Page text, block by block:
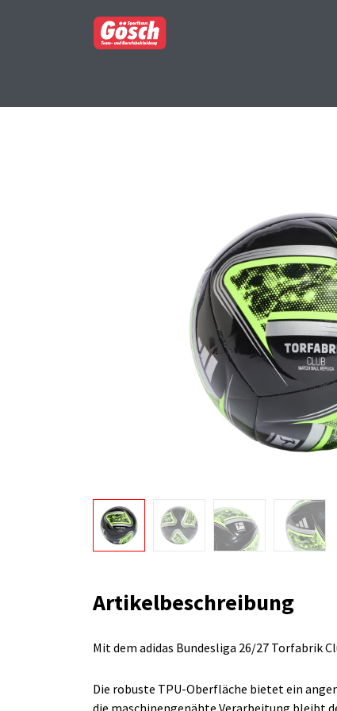
Artikelbeschreibung
Mit dem adidas Bundesliga 26/27 Torfabrik
Die robuste TPU-Oberfläche bietet ein